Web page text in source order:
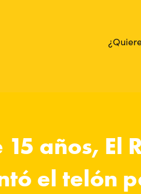
15 años, El
el telón